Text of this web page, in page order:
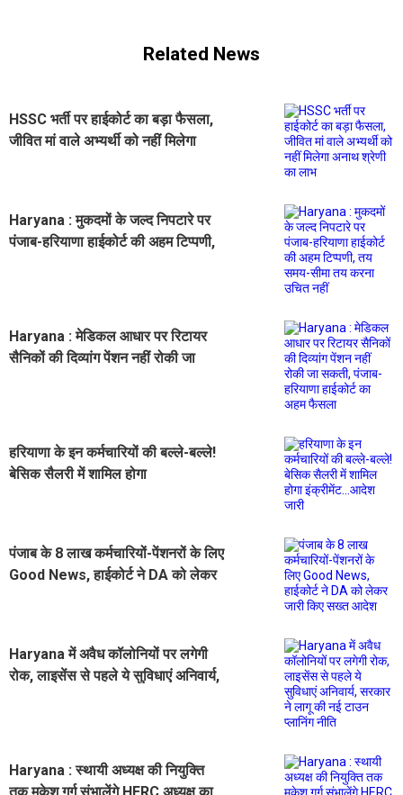
Related News
HSSC भर्ती पर हाईकोर्ट का बड़ा फैसला,
जीवित मां वाले अभ्यर्थी को नहीं मिलेगा
Haryana : मुकदमों के जल्द निपटारे पर
पंजाब-हरियाणा हाईकोर्ट की अहम टिप्पणी,
Haryana : मेडिकल आधार पर रिटायर
सैनिकों की दिव्यांग पेंशन नहीं रोकी जा
हरियाणा के इन कर्मचारियों की बल्ले-बल्ले!
बेसिक सैलरी में शामिल होगा
पंजाब के 8 लाख कर्मचारियों-पेंशनरों के लिए
Good News, हाईकोर्ट ने DA को लेकर
Haryana में अवैध कॉलोनियों पर लगेगी
रोक, लाइसेंस से पहले ये सुविधाएं अनिवार्य,
Haryana : स्थायी अध्यक्ष की नियुक्ति
तक मुकेश गर्ग संभालेंगे HERC अध्यक्ष का